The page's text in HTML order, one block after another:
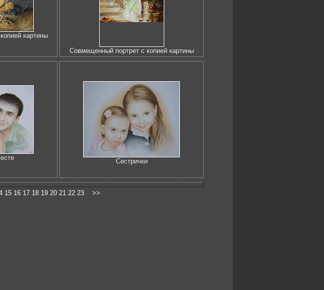
картины
Совмещенный портрет с копией картины
Сестрички
15 16 17 18 19 20 21 22 23 >>